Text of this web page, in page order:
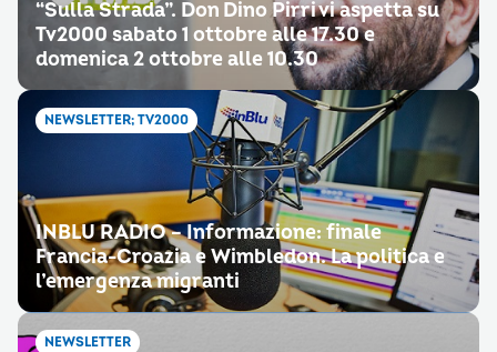
“Sulla Strada”. Don Dino Pirri vi aspetta su
Tv2000 sabato 1 ottobre alle 17.30 e
domenica 2 ottobre alle 10.30
NEWSLETTER; TV2000
INBLU RADIO – Informazione: finale
Francia-Croazia e Wimbledon. La politica e
l’emergenza migranti
NEWSLETTER